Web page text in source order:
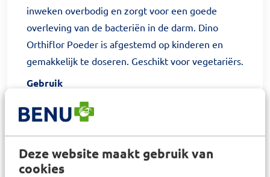
Deze website maakt gebruik van
cookies
inweken overbodig en zorgt voor een goede
overleving van de bacteriën in de darm. Dino
Orthiflor Poeder is afgestemd op kinderen en
gemakkelijk te doseren. Geschikt voor vegetariërs.
Gebruik
De aanbevolen dagdosering voor kinderen vanaf
het moment van bijvoeden tot 6 jaar is 2 gram per
dag. Dit komt overeen met anderhalf
maatschepje. Door de toegevoegde Pro-Motor
zijn de bacteriën in Orthiflor Poeder beter